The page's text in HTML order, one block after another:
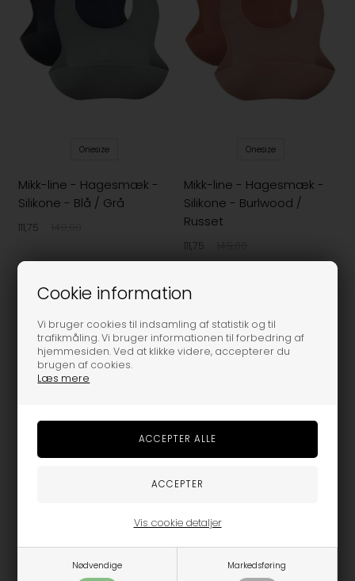
Cookie information
Vi bruger cookies til indsamling af statistik og til
trafikmåling. Vi bruger informationen til forbedring af
hjemmesiden. Ved at klikke videre, accepterer du
brugen af cookies.
Læs mere
Nødvendige Markedsføring
Vis cookie detaljer
Onesize
Mikk-line - Hagesmæk -
Silikone - Blå / Grå
111,75
Onesize
Mikk-line - Hagesmæk -
Silikone - Burlwood /
Russet
111,75
Mikk-line - Hagesmæk
Mikk-line - PU forklæde -
Forest Night